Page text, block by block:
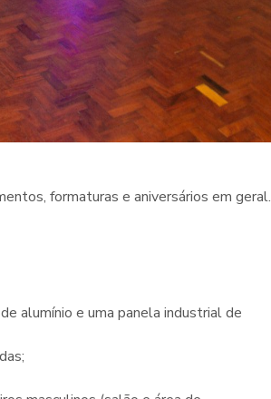
formaturas e aniversários em geral.
alumínio e uma panela industrial de